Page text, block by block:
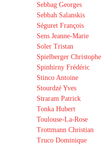
Sebbag Georges
Sebbah Salanskis
Séguret François
Sens Jeanne-Marie
Soler Tristan
Spielberger Christophe
Spinhirny Frédéric
Stinco Antoine
Stourdzé Yves
Straram Patrick
Tonka Hubert
Toulouse-La-Rose
Trottmann Christian
Truco Dominique